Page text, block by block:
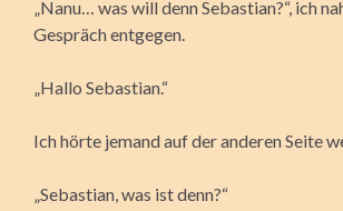
„Nanu… was will denn Sebastian?“, ich
Gespräch entgegen.
„Hallo Sebastian.“
Ich hörte jemand auf der anderen Seite
„Sebastian, was ist denn?“